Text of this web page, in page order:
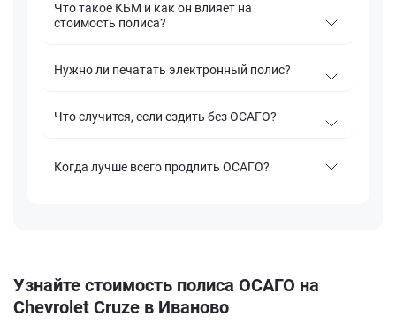
Что такое КБМ и как он влияет на
стоимость полиса?
Нужно ли печатать электронный полис?
Что случится, если ездить без ОСАГО?
Когда лучше всего продлить ОСАГО?
Узнайте стоимость полиса ОСАГО на
Chevrolet Cruze в Иваново